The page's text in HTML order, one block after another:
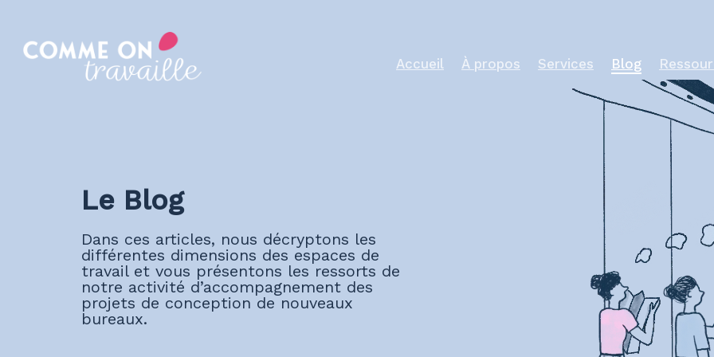
content
Accueil À propos Services Blog
Le Blog
Dans ces articles, nous décryptons les
différentes dimensions des espaces de
travail et vous présentons les ressorts de
notre activité d’accompagnement des
projets de conception de nouveaux
bureaux.